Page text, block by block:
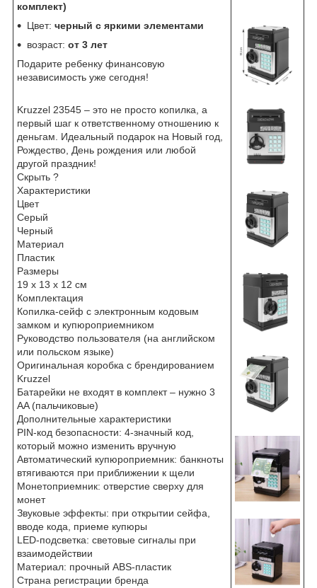
комплект)
Цвет: черный с яркими элементами
возраст: от 3 лет
Подарите ребенку финансовую
независимость уже сегодня!
Kruzzel 23545 – это не просто копилка, а
первый шаг к ответственному отношению к
деньгам. Идеальный подарок на Новый год,
Рождество, День рождения или любой
другой праздник!
Скрыть ?
Характеристики
Цвет
Серый
Черный
Материал
Пластик
Размеры
19 х 13 х 12 см
Комплектация
Копилка-сейф с электронным кодовым
замком и купюроприемником
Руководство пользователя (на английском
или польском языке)
Оригинальная коробка с брендированием
Kruzzel
Батарейки не входят в комплект – нужно 3
AA (пальчиковые)
Дополнительные характеристики
PIN-код безопасности: 4-значный код,
который можно изменить вручную
Автоматический купюроприемник: банкноты
втягиваются при приближении к щели
Монетоприемник: отверстие сверху для
монет
Звуковые эффекты: при открытии сейфа,
вводе кода, приеме купюры
LED-подсветка: световые сигналы при
взаимодействии
Материал: прочный ABS-пластик
Страна регистрации бренда